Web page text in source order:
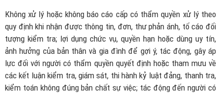
Không xử lý hoặc không báo cáo cấp có thẩm quyền xử lý theo
quy định khi nhận được thông tin, đơn, thư phản ánh, tố cáo đối
tượng kiểm tra; lợi dụng chức vụ, quyền hạn hoặc dùng uy tín,
ảnh hưởng của bản thân và gia đình để gợi ý, tác động, gây áp
lực đối với người có thẩm quyền quyết định hoặc tham mưu về
các kết luận kiểm tra, giám sát, thi hành kỷ luật đảng, thanh tra,
kiểm toán không đúng bản chất sự việc; tác động đến người có